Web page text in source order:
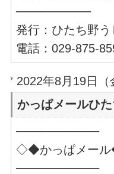
─────────
発行：ひたち野
電話：029-875-
2022年8月19日
かっぱメールひ
──────────
◇◆かっぱメー
──────────